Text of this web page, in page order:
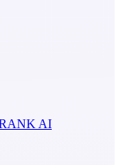
RANK AI